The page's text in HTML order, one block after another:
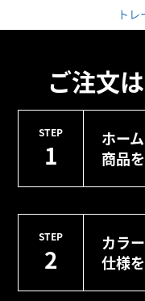
トレ
ご注文
STEP
1
ホー
商品
STEP
2
カラ
仕様